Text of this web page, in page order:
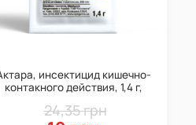
инсектицид кишечно-
контакного действия, 1,4 г,
24,35 грн